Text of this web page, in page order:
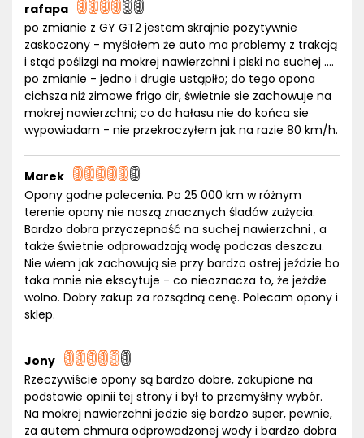
rafapa
po zmianie z GY GT2 jestem skrajnie pozytywnie
zaskoczony - myślałem że auto ma problemy z trakcją
i stąd poślizgi na mokrej nawierzchni i piski na suchej ....
po zmianie - jedno i drugie ustąpiło; do tego opona
cichsza niż zimowe frigo dir, świetnie sie zachowuje na
mokrej nawierzchni; co do hałasu nie do końca sie
wypowiadam - nie przekroczyłem jak na razie 80 km/h.
Marek
Opony godne polecenia. Po 25 000 km w różnym
terenie opony nie noszą znacznych śladów zużycia.
Bardzo dobra przyczepność na suchej nawierzchni , a
także świetnie odprowadzają wodę podczas deszczu.
Nie wiem jak zachowują sie przy bardzo ostrej jeździe bo
taka mnie nie ekscytuje - co nieoznacza to, że jeżdże
wolno. Dobry zakup za rozsądną cenę. Polecam opony i
sklep.
Jony
Rzeczywiście opony są bardzo dobre, zakupione na
podstawie opinii tej strony i był to przemyśłny wybór.
Na mokrej nawierzchni jedzie się bardzo super, pewnie,
za autem chmura odprowadzonej wody i bardzo dobra